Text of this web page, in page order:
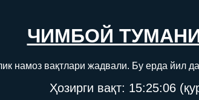
ЧИМБОЙ
намоз вақтлари жадвали. Бу ерда йил
Ҳозирги вақт: 15:25:07